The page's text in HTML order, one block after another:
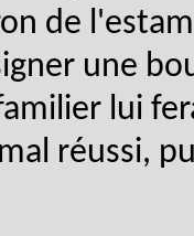
de
une
lui
réussi,